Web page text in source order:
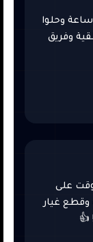
وحلوا
وفريق
على
غيار
👍